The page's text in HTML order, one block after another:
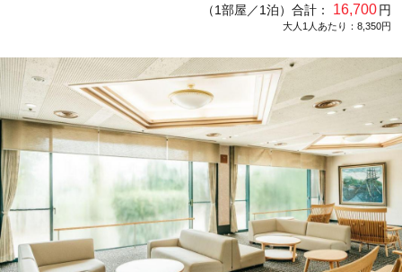
（1部屋／1泊）合計： 16,700円
大人1人あたり：8,350円